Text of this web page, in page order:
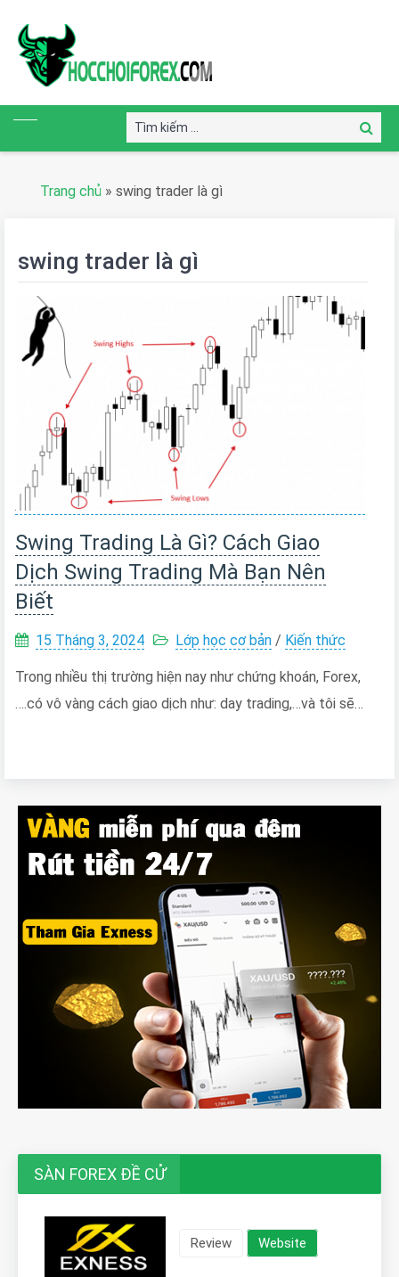
Tìm
kiếm:
Tìm
kiếm
Trang chủ » swing trader là gì
swing trader là gì
Swing Trading Là Gì? Cách Giao
Dịch Swing Trading Mà Bạn Nên
Biết
15 Tháng 3, 2024 Lớp học cơ bản / Kiến thức
Trong nhiều thị trường hiện nay như chứng khoán, Forex,
….có vô vàng cách giao dịch như: day trading,…và tôi sẽ…
SÀN FOREX ĐỀ CỬ
Review Website